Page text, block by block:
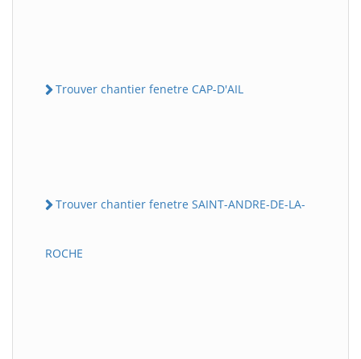
Trouver chantier fenetre CAP-D'AIL
Trouver chantier fenetre SAINT-ANDRE-DE-LA-
ROCHE